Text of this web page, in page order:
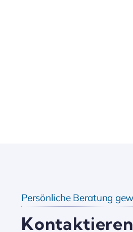
Persönliche Beratung